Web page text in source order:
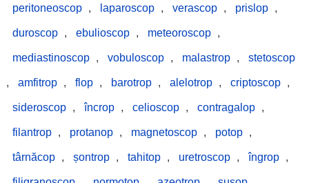
peritoneoscop , laparoscop , verascop , prislop ,
duroscop , ebulioscop , meteoroscop ,
mediastinoscop , vobuloscop , malastrop , stetoscop
, amfitrop , flop , barotrop , alelotrop , criptoscop ,
sideroscop , încrop , celioscop , contragalop ,
filantrop , protanop , magnetoscop , potop ,
târnăcop , șontrop , tahitop , uretroscop , îngrop ,